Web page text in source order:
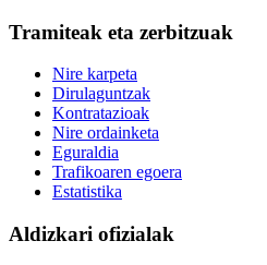
Tramiteak eta zerbitzuak
Nire karpeta
Dirulaguntzak
Kontratazioak
Nire ordainketa
Eguraldia
Trafikoaren egoera
Estatistika
Aldizkari ofizialak